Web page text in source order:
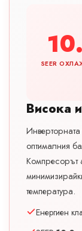
SEER
Висока
Инверторната
оптималния
Компресорът
температура.
Енергиен